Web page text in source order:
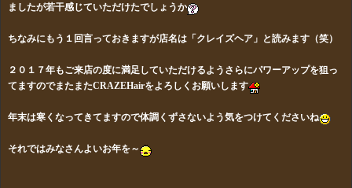
ましたが若干感じていただけたでしょうか
ちなみにもう１回言っておきますが店名は「クレイズヘア」と読みます（笑）
２０１７年もご来店の度に満足していただけるようさらにパワーアップを狙っ
てますのでまたまたCRAZEHairをよろしくお願いします
年末は寒くなってきてますので体調くずさないよう気をつけてくださいね
それではみなさんよいお年を～